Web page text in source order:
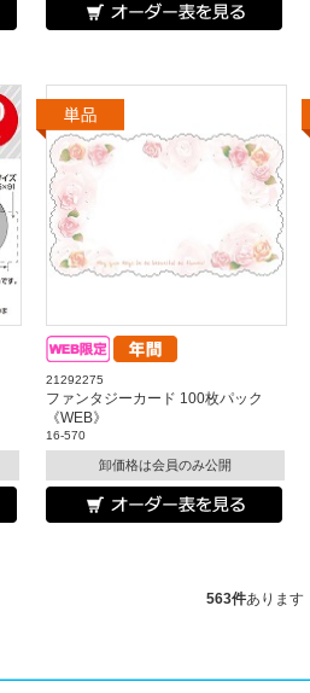
21292275
ファンタジーカード 100枚パック
《WEB》
16-570
卸価格は会員のみ公開
563件あります